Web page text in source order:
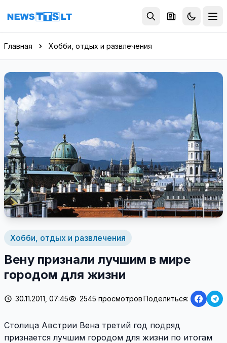
Перейти к содержимому
Главная Хобби, отдых и развлечения
Хобби, отдых и развлечения
Вену признали лучшим в мире
городом для жизни
30.11.2011, 07:45 2545 просмотровПоделиться:
Столица Австрии Вена третий год подряд
признается лучшим городом для жизни по итогам